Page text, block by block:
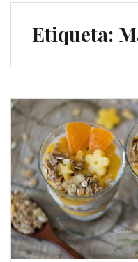
Etiqueta: